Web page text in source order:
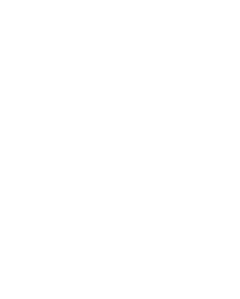
der Friedrich-Christian-
12.11.2022, die
Thür. verliehen.